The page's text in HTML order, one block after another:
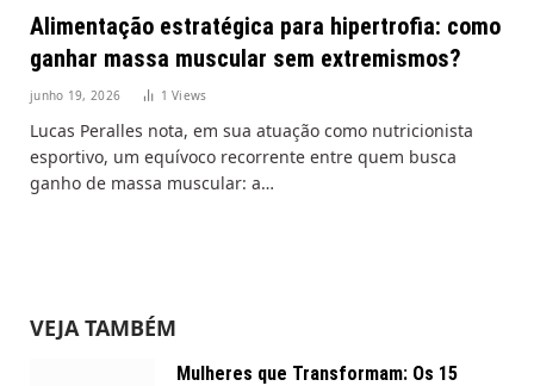
Alimentação estratégica para hipertrofia: como
ganhar massa muscular sem extremismos?
junho 19, 2026 1Views
Lucas Peralles nota, em sua atuação como nutricionista
esportivo, um equívoco recorrente entre quem busca
ganho de massa muscular: a…
VEJA TAMBÉM
Mulheres que Transformam: Os 15